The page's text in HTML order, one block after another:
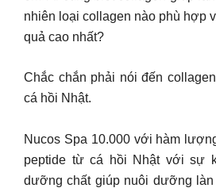
nhiên loại collagen nào phù hợp
quả cao nhất?
Chắc chắn phải nói đến
cá hồi Nhật.
Nucos Spa 10.000 với hàm
peptide từ cá hồi Nhật với sự
dưỡng chất giúp nuôi dưỡng làn